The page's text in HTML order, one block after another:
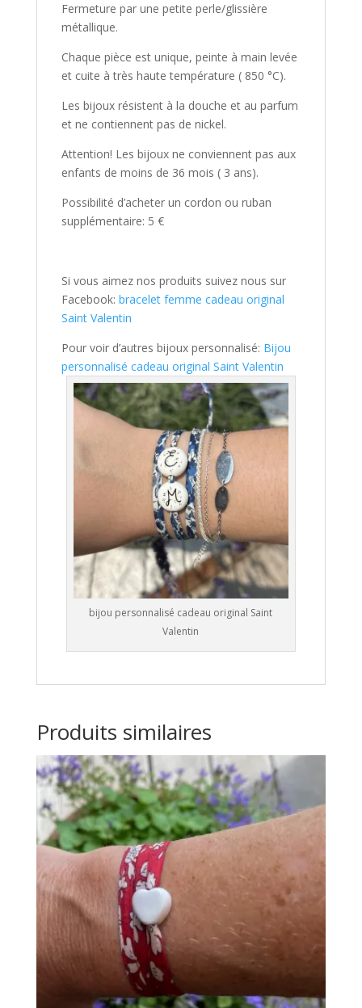
Fermeture par une petite perle/glissière
métallique.
Chaque pièce est unique, peinte à main levée
et cuite à très haute température ( 850 °C).
Les bijoux résistent à la douche et au parfum
et ne contiennent pas de nickel.
Attention! Les bijoux ne conviennent pas aux
enfants de moins de 36 mois ( 3 ans).
Possibilité d’acheter un cordon ou ruban
supplémentaire: 5 €
Si vous aimez nos produits suivez nous sur
Facebook: bracelet femme cadeau original
Saint Valentin
Pour voir d’autres bijoux personnalisé: Bijou
personnalisé cadeau original Saint Valentin
bijou personnalisé cadeau original Saint
Valentin
Produits similaires